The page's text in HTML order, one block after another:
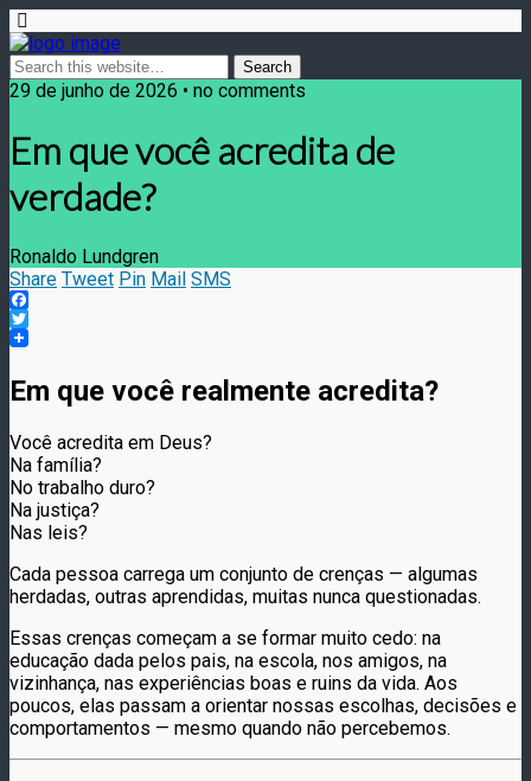
29 de junho de 2026 • no comments
Em que você acredita de
verdade?
Ronaldo Lundgren
Share Tweet Pin Mail SMS
Facebook
Twitter
Em que você realmente acredita?
Você acredita em Deus?
Na família?
No trabalho duro?
Na justiça?
Nas leis?
Cada pessoa carrega um conjunto de crenças — algumas
herdadas, outras aprendidas, muitas nunca questionadas.
Essas crenças começam a se formar muito cedo: na
educação dada pelos pais, na escola, nos amigos, na
vizinhança, nas experiências boas e ruins da vida. Aos
poucos, elas passam a orientar nossas escolhas, decisões e
comportamentos — mesmo quando não percebemos.